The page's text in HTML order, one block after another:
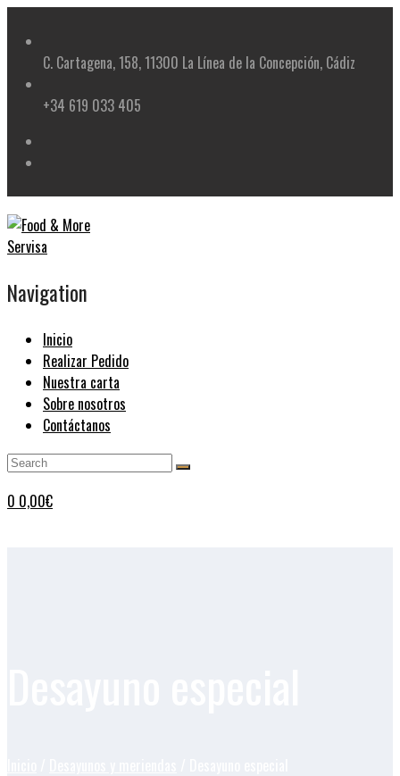
contentC. Cartagena, 158, 11300 La Línea de la Concepción, Cádiz
+34 619 033 405
Navigation
Inicio
Realizar Pedido
Nuestra carta
Sobre nosotros
Contáctanos
0 0,00€